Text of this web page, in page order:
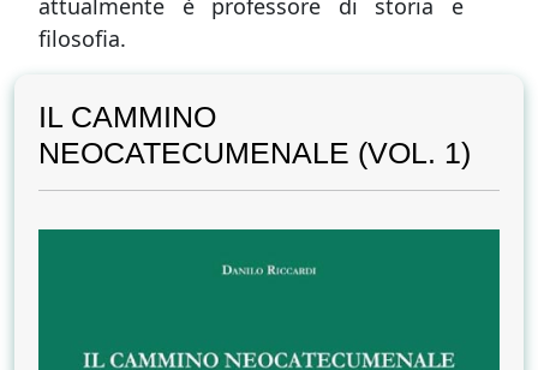
attualmente è professore di storia e
filosofia.
IL CAMMINO
NEOCATECUMENALE (VOL. 1)